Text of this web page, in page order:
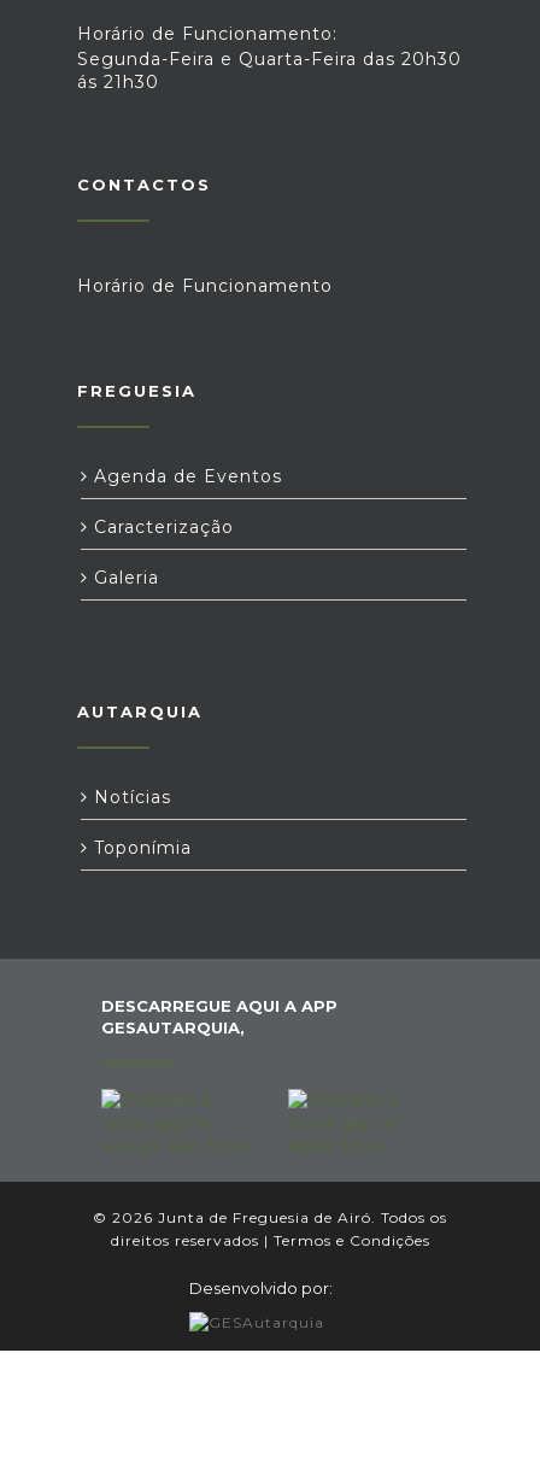
Horário de Funcionamento:
Segunda-Feira e Quarta-Feira das 20h30
ás 21h30
CONTACTOS
Horário de Funcionamento
FREGUESIA
Agenda de Eventos
Caracterização
Galeria
AUTARQUIA
Notícias
Toponímia
DESCARREGUE AQUI A APP
GESAUTARQUIA,
© 2026 Junta de Freguesia de Airó. Todos os
direitos reservados | Termos e Condições
Desenvolvido por: